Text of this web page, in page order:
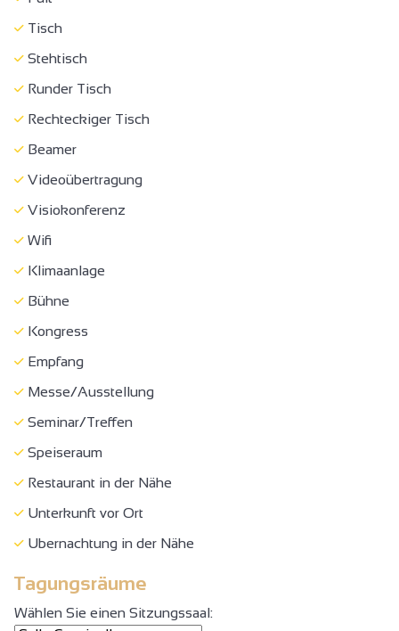
Tisch
Stehtisch
Runder Tisch
Rechteckiger Tisch
Beamer
Videoübertragung
Visiokonferenz
Wifi
Klimaanlage
Bühne
Kongress
Empfang
Messe/Ausstellung
Seminar/Treffen
Speiseraum
Restaurant in der Nähe
Unterkunft vor Ort
Ubernachtung in der Nähe
Tagungsräume
Wählen Sie einen Sitzungssaal: